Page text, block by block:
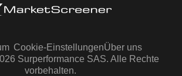
Cookie-EinstellungenÜber uns
Surperformance SAS. Alle Rechte
vorbehalten.